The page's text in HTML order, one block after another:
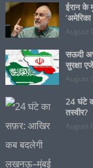
ईरान के
August
सऊदी
सुरक्षा
August
24 घंटे
तस्वीर?
August